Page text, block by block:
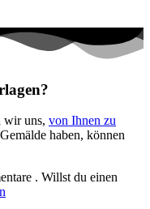
wir uns, von Ihnen zu
haben, können
. Willst du einen